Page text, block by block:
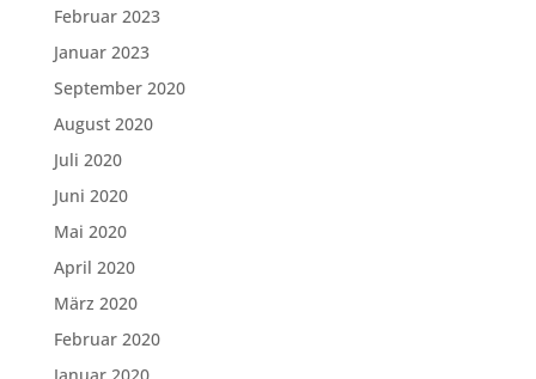
Februar 2023
Januar 2023
September 2020
August 2020
Juli 2020
Juni 2020
Mai 2020
April 2020
März 2020
Februar 2020